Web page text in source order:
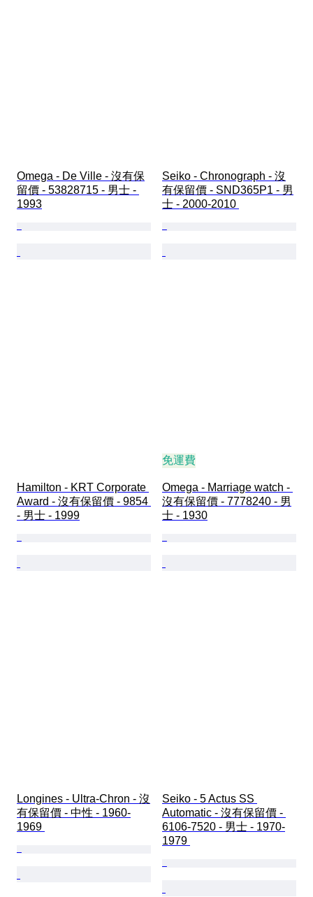
Omega - De Ville - 沒有保
留價 - 53828715 - 男士 -
1993
Seiko - Chronograph - 沒
有保留價 - SND365P1 - 男
士 - 2000-2010
Hamilton - KRT Corporate
Award - 沒有保留價 - 9854
- 男士 - 1999
免運費
Omega - Marriage watch -
沒有保留價 - 7778240 - 男
士 - 1930
Longines - Ultra-Chron - 沒
有保留價 - 中性 - 1960-
1969
Seiko - 5 Actus SS
Automatic - 沒有保留價 -
6106-7520 - 男士 - 1970-
1979